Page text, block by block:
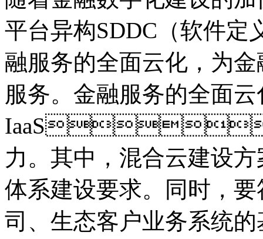
平台异构SDDC（软件定
融服务的全面云化
服务。金融服务的全面
力。其中，混合云建设
体系建设要求。同时，
司、生态客户业